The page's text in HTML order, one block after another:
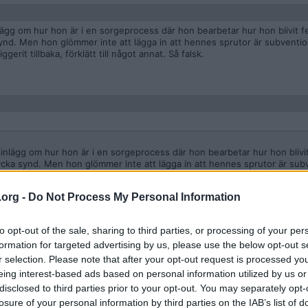
- Do Not Process My Personal Information
opt-out of the sale, sharing to third parties, or processing of your
for targeted advertising by us, please use the below opt-out
selection. Please note that after your opt-out request is processed
interest-based ads based on personal information utilized by us
to third parties prior to your opt-out. You may separately
of your personal information by third parties on the IAB’s list of
om hur hon är i en sorgeprocess där hon bearbetar hur hon blivit
Men hon glömmer inte att lägga in att hennes sprutor är
tillbaka, förklätt till något annat. Så falsk.
om hur hon är i en sorgeprocess där hon bearbetar hur hon
synd. Men hon glömmer inte att lägga in att hennes sprutor är
kommer tiggerit tillbaka, förklätt till något annat. Så falsk.
som vanligt. Bara att kolla hennes youtube. Att hon inte tröttnar
hon tar en paus och rannsakar hur hon beter sig.
som vanligt. Bara att kolla hennes youtube. Att hon inte tröttnar